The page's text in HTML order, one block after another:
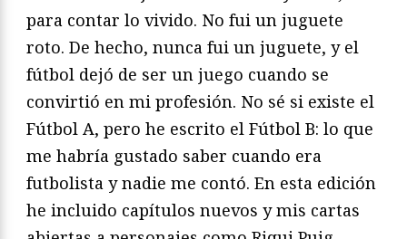
para contar lo vivido. No fui un juguete
roto. De hecho, nunca fui un juguete, y el
fútbol dejó de ser un juego cuando se
convirtió en mi profesión. No sé si existe el
Fútbol A, pero he escrito el Fútbol B: lo que
me habría gustado saber cuando era
futbolista y nadie me contó. En esta edición
he incluido capítulos nuevos y mis cartas